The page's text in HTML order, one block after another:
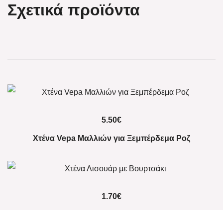
Σχετικά προϊόντα
5.50€
Χτένα Vepa Μαλλιών για Ξεμπέρδεμα Ροζ
1.70€